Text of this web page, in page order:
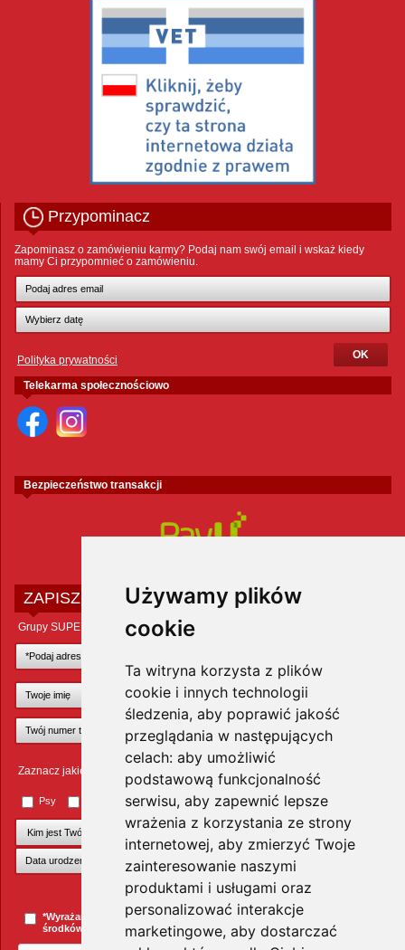
Używamy plików
cookie
Ta witryna korzysta z plików
cookie i innych technologii
śledzenia, aby poprawić jakość
przeglądania w następujących
celach: aby umożliwić
podstawową funkcjonalność
serwisu, aby zapewnić lepsze
wrażenia z korzystania ze strony
internetowej, aby zmierzyć Twoje
zainteresowanie naszymi
produktami i usługami oraz
personalizować interakcje
marketingowe, aby dostarczać
Przypominacz
Zapominasz o zamówieniu karmy? Podaj nam swój email i wskaż kiedy
mamy Ci przypomnieć o zamówieniu.
Polityka prywatności
Telekarma społecznościowo
Bezpieczeństwo transakcji
ZAPISZ SIĘ DO NEWSLETTERA
Grupy SUPER ZOO POLAND Sp. z o.o.
Zaznacz jakie zwierzęta Cię interesują
Psy Małe ssaki Ptaki Inne zwierzęta
+Dodaj kolejnego pupila
*Wyrażam zgodę na przesyłanie informacji handlowych za pomocą
środków komunikacji elektronicznej. więcej »